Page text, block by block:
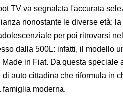
TV va segnalata l'accurata
nonostante le diverse età:
per poi ritrovarsi
dalla 500L: infatti, il modello
in Fiat. Da questa speciale
auto cittadina che riformula in
famiglia moderna.